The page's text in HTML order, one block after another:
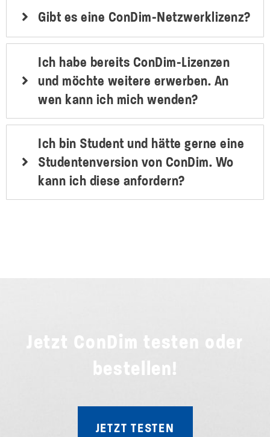
Gibt es eine ConDim-Netzwerklizenz?
Ich habe bereits ConDim-Lizenzen
und möchte weitere erwerben. An
wen kann ich mich wenden?
Ich bin Student und hätte gerne eine
Studentenversion von ConDim. Wo
kann ich diese anfordern?
Jetzt ConDim testen oder
bestellen!
JETZT TESTEN